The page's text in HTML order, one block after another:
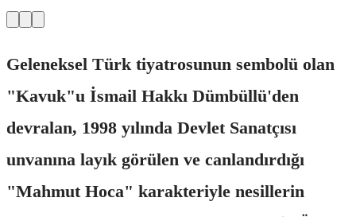
Geleneksel Türk tiyatrosunun sembolü olan
"Kavuk"u İsmail Hakkı Dümbüllü'den
devralan, 1998 yılında Devlet Sanatçısı
unvanına layık görülen ve canlandırdığı
"Mahmut Hoca" karakteriyle nesillerin